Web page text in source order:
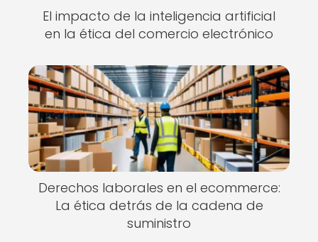
El impacto de la inteligencia artificial
en la ética del comercio electrónico
Derechos laborales en el ecommerce:
La ética detrás de la cadena de
suministro